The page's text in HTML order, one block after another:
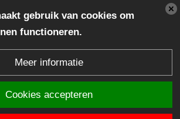
gebruik van cookies om
functioneren.
Meer informatie
Cookies accepteren